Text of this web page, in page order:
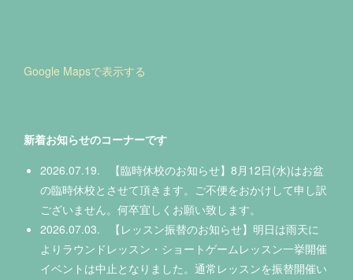
Google Mapsで表示する
新着お知らせのコーナーです
2026.07.19. 【臨時休校のお知らせ】8月12日(水)はお盆
の臨時休校とさせて頂きます。ご不便をおかけして申し訳
ございません。何卒宜しくお願い致します。
2026.07.03. 【レッスン振替のお知らせ】明日は雨天に
よりラウンドレッスン・ショートゲームレッスン一挙開催
イベントは中止となりました。通常レッスンを振替開催い